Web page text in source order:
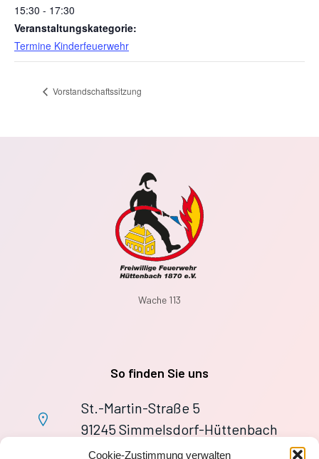
Cookie-Zustimmung verwalten
15:30 - 17:30
Veranstaltungskategorie:
Termine Kinderfeuerwehr
Vorstandschaftssitzung
Wache 113
So finden Sie uns
St.-Martin-Straße 5
91245 Simmelsdorf-Hüttenbach
+49 9155 9279727